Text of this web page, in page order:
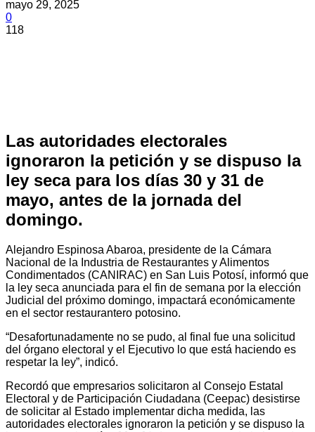
mayo 29, 2025
0
118
Las autoridades electorales
ignoraron la petición y se dispuso la
ley seca para los días 30 y 31 de
mayo, antes de la jornada del
domingo.
Alejandro Espinosa Abaroa, presidente de la Cámara
Nacional de la Industria de Restaurantes y Alimentos
Condimentados (CANIRAC) en San Luis Potosí, informó que
la ley seca anunciada para el fin de semana por la elección
Judicial del próximo domingo, impactará económicamente
en el sector restaurantero potosino.
“Desafortunadamente no se pudo, al final fue una solicitud
del órgano electoral y el Ejecutivo lo que está haciendo es
respetar la ley”, indicó.
Recordó que empresarios solicitaron al Consejo Estatal
Electoral y de Participación Ciudadana (Ceepac) desistirse
de solicitar al Estado implementar dicha medida, las
autoridades electorales ignoraron la petición y se dispuso la